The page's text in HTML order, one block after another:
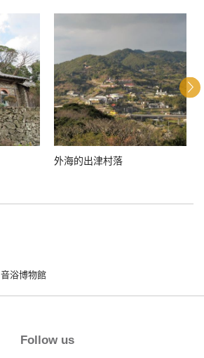
外海的出津村落
音浴博物館
Follow us